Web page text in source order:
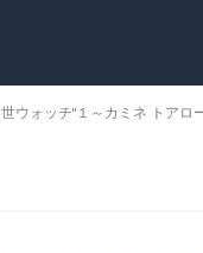
ウォッチ"１～カミネ トアロ